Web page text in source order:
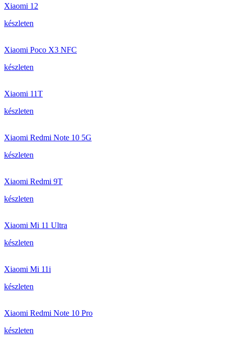
Xiaomi 12
készleten
Xiaomi Poco X3 NFC
készleten
Xiaomi 11T
készleten
Xiaomi Redmi Note 10 5G
készleten
Xiaomi Redmi 9T
készleten
Xiaomi Mi 11 Ultra
készleten
Xiaomi Mi 11i
készleten
Xiaomi Redmi Note 10 Pro
készleten